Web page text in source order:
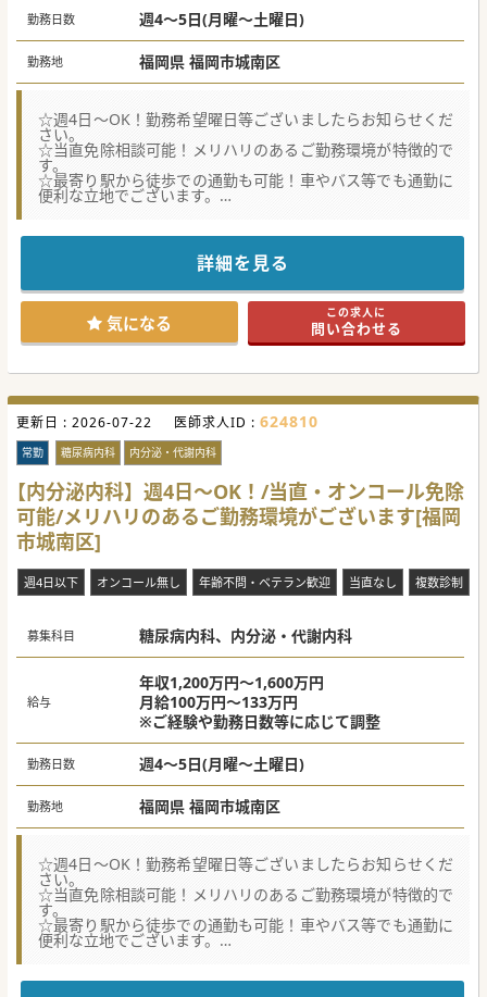
勤務日数 週4～5日(月曜～土曜日)
勤務地 福岡県 福岡市城南区
☆週4日～OK！勤務希望曜日等ございましたらお知らせくだ
さい。
☆当直免除相談可能！メリハリのあるご勤務環境が特徴的で
す。
☆最寄り駅から徒歩での通勤も可能！車やバス等でも通勤に
便利な立地でございます。
福岡市城南区の病院での更なる体制強化を目的として内科医
外来と病棟管理、訪問診療を中心にお任せ致しますが、業務
のバランス等はご希望等を踏まえて決定致します。
週4日のご勤務からOKで当直・オンコールの免除も可能！
ご興味ございましたらお気軽にお問合せくださいませ。
#秋入職可
詳細を見る
気になる この求人に
問い合わせる
更新日 : 2026-07-22 医師求人ID : 624810
常勤 糖尿病内科 内分泌・代謝内科
【内分泌内科】週4日～OK！/当直・オンコール免除
可能/メリハリのあるご勤務環境がございます[福岡
市城南区]
週4日以下 オンコール無し 年齢不問・ベテラン歓迎 当直なし 複数診制
募集科目 糖尿病内科、内分泌・代謝内科
給与
年収1,200万円～1,600万円
月給100万円～133万円
※ご経験や勤務日数等に応じて調整
勤務日数 週4～5日(月曜～土曜日)
勤務地 福岡県 福岡市城南区
☆週4日～OK！勤務希望曜日等ございましたらお知らせくだ
さい。
☆当直免除相談可能！メリハリのあるご勤務環境が特徴的で
す。
☆最寄り駅から徒歩での通勤も可能！車やバス等でも通勤に
便利な立地でございます。
福岡市城南区の病院での更なる体制強化を目的として内科医